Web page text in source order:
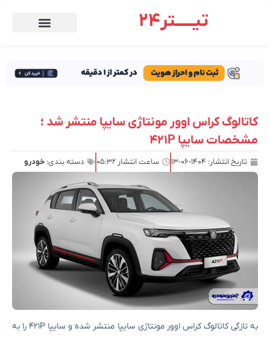
تیـــــتر24
کاتالوگ کراس اوور مونتاژی سایپا منتشر شد ؛
مشخصات سایپا ۴۲۱P
تاریخ انتشار: ۱۴۰۴-۰۶-۱۳ ساعت انتشار ۰۵:۳۲ دسته بندی: خودرو
به تازگی کاتالوگ کراس اوور مونتاژی سایپا منتشر شده و سایپا ۴۲۱P را به